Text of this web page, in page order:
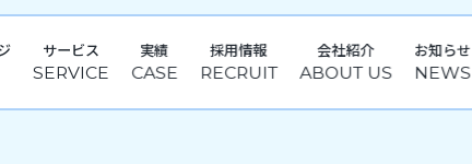
サービス 実績 採用情報 会社紹介 お知らせ